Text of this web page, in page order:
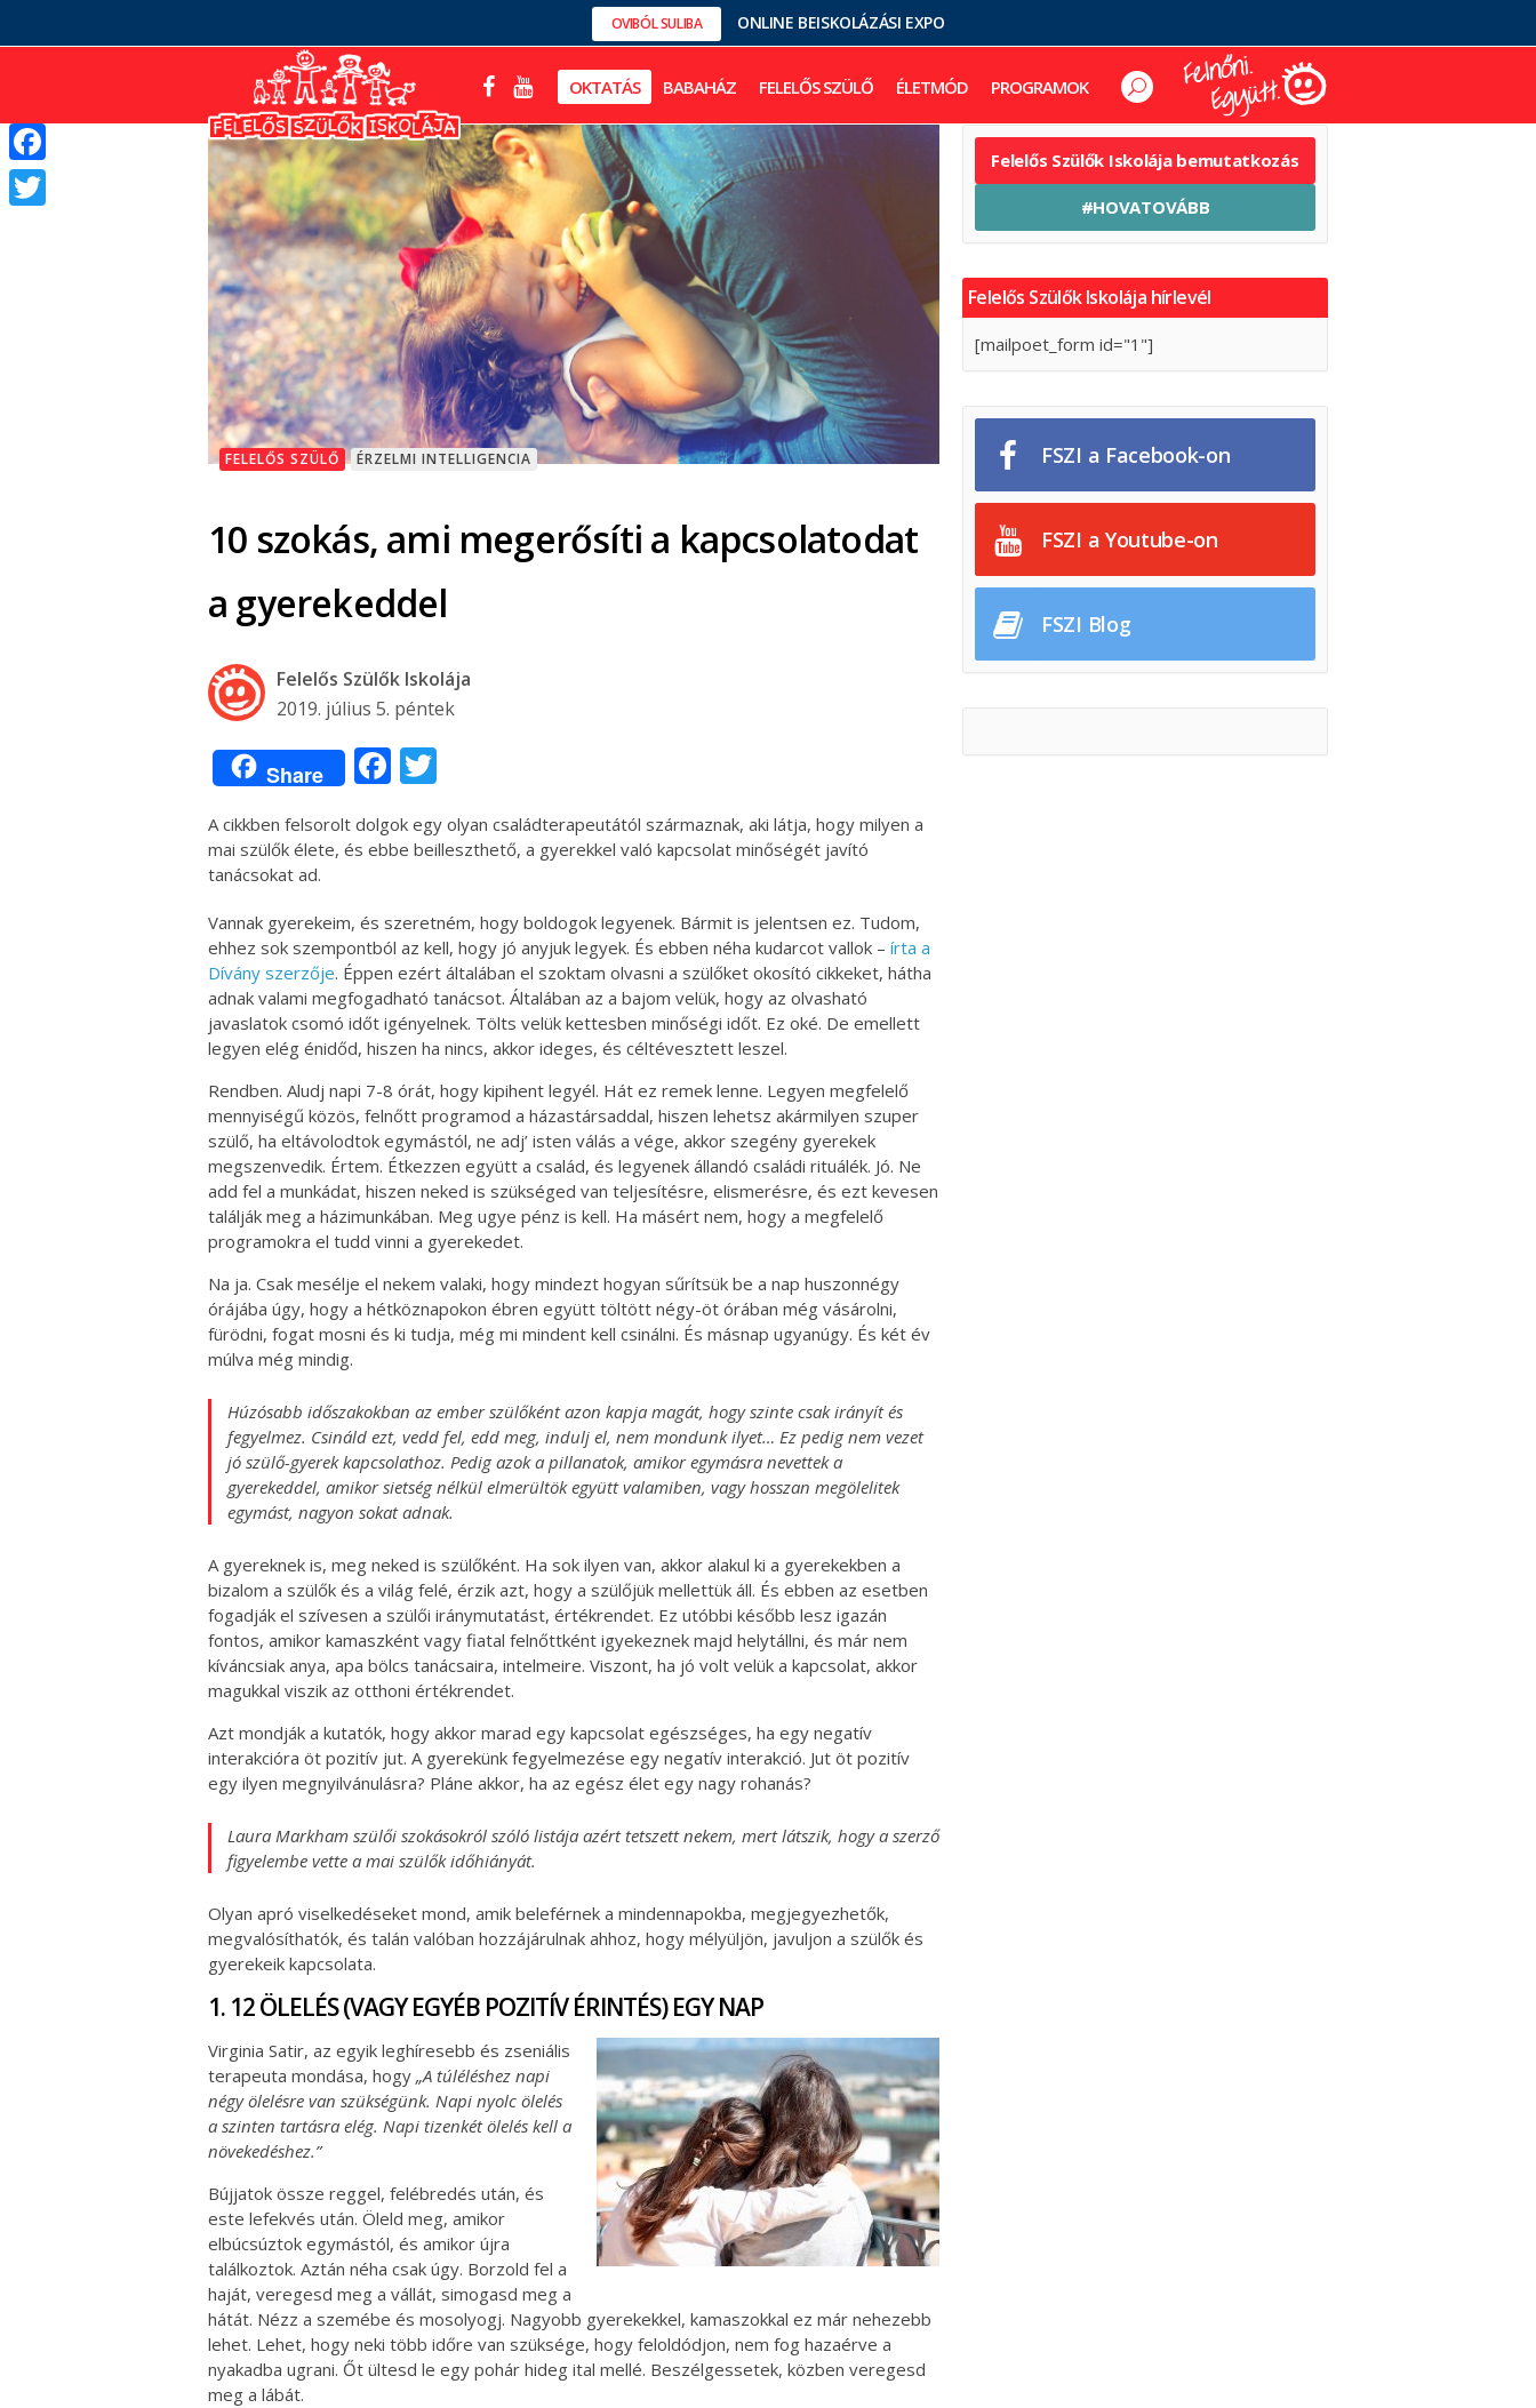
OVIBÓL SULIBA ONLINE BEISKOLÁZÁSI EXPO
OKTATÁS BABAHÁZ FELELŐS SZÜLŐ ÉLETMÓD PROGRAMOK
FELELŐS SZÜLŐ ÉRZELMI INTELLIGENCIA
10 szokás, ami megerősíti a kapcsolatodat
a gyerekeddel
Felelős Szülők Iskolája
2019. július 5. péntek
Share Facebook
A cikkben felsorolt dolgok egy olyan családterapeutától származnak, aki látja, hogy milyen a
mai szülők élete, és ebbe beilleszthető, a gyerekkel való kapcsolat minőségét javító
tanácsokat ad.
Vannak gyerekeim, és szeretném, hogy boldogok legyenek. Bármit is jelentsen ez. Tudom,
ehhez sok szempontból az kell, hogy jó anyjuk legyek. És ebben néha kudarcot vallok – írta a
Dívány szerzője. Éppen ezért általában el szoktam olvasni a szülőket okosító cikkeket, hátha
adnak valami megfogadható tanácsot. Általában az a bajom velük, hogy az olvasható
javaslatok csomó időt igényelnek. Tölts velük kettesben minőségi időt. Ez oké. De emellett
legyen elég énidőd, hiszen ha nincs, akkor ideges, és céltévesztett leszel.
Rendben. Aludj napi 7-8 órát, hogy kipihent legyél. Hát ez remek lenne. Legyen megfelelő
mennyiségű közös, felnőtt programod a házastársaddal, hiszen lehetsz akármilyen szuper
szülő, ha eltávolodtok egymástól, ne adj’ isten válás a vége, akkor szegény gyerekek
megszenvedik. Értem. Étkezzen együtt a család, és legyenek állandó családi rituálék. Jó. Ne
add fel a munkádat, hiszen neked is szükséged van teljesítésre, elismerésre, és ezt kevesen
találják meg a házimunkában. Meg ugye pénz is kell. Ha másért nem, hogy a megfelelő
programokra el tudd vinni a gyerekedet.
Na ja. Csak mesélje el nekem valaki, hogy mindezt hogyan sűrítsük be a nap huszonnégy
órájába úgy, hogy a hétköznapokon ébren együtt töltött négy-öt órában még vásárolni,
fürödni, fogat mosni és ki tudja, még mi mindent kell csinálni. És másnap ugyanúgy. És két év
múlva még mindig.
Húzósabb időszakokban az ember szülőként azon kapja magát, hogy szinte csak irányít és
fegyelmez. Csináld ezt, vedd fel, edd meg, indulj el, nem mondunk ilyet… Ez pedig nem vezet
jó szülő-gyerek kapcsolathoz. Pedig azok a pillanatok, amikor egymásra nevettek a
gyerekeddel, amikor sietség nélkül elmerültök együtt valamiben, vagy hosszan megölelitek
egymást, nagyon sokat adnak.
A gyereknek is, meg neked is szülőként. Ha sok ilyen van, akkor alakul ki a gyerekekben a
bizalom a szülők és a világ felé, érzik azt, hogy a szülőjük mellettük áll. És ebben az esetben
fogadják el szívesen a szülői iránymutatást, értékrendet. Ez utóbbi később lesz igazán
fontos, amikor kamaszként vagy fiatal felnőttként igyekeznek majd helytállni, és már nem
kíváncsiak anya, apa bölcs tanácsaira, intelmeire. Viszont, ha jó volt velük a kapcsolat, akkor
magukkal viszik az otthoni értékrendet.
Azt mondják a kutatók, hogy akkor marad egy kapcsolat egészséges, ha egy negatív
interakcióra öt pozitív jut. A gyerekünk fegyelmezése egy negatív interakció. Jut öt pozitív
egy ilyen megnyilvánulásra? Pláne akkor, ha az egész élet egy nagy rohanás?
Laura Markham szülői szokásokról szóló listája azért tetszett nekem, mert látszik, hogy a szerző
figyelembe vette a mai szülők időhiányát.
Olyan apró viselkedéseket mond, amik beleférnek a mindennapokba, megjegyezhetők,
megvalósíthatók, és talán valóban hozzájárulnak ahhoz, hogy mélyüljön, javuljon a szülők és
gyerekeik kapcsolata.
1. 12 ÖLELÉS (VAGY EGYÉB POZITÍV ÉRINTÉS) EGY NAP
Virginia Satir, az egyik leghíresebb és zseniális
terapeuta mondása, hogy „A túléléshez napi
négy ölelésre van szükségünk. Napi nyolc ölelés
a szinten tartásra elég. Napi tizenkét ölelés kell a
növekedéshez.”
Bújjatok össze reggel, felébredés után, és
este lefekvés után. Öleld meg, amikor
elbúcsúztok egymástól, és amikor újra
találkoztok. Aztán néha csak úgy. Borzold fel a
haját, veregesd meg a vállát, simogasd meg a
hátát. Nézz a szemébe és mosolyogj. Nagyobb gyerekekkel, kamaszokkal ez már nehezebb
lehet. Lehet, hogy neki több időre van szüksége, hogy feloldódjon, nem fog hazaérve a
nyakadba ugrani. Őt ültesd le egy pohár hideg ital mellé. Beszélgessetek, közben veregesd
meg a lábát.
Felelős Szülők Iskolája bemutatkozás
#HOVATOVÁBB
Felelős Szülők Iskolája hírlevél
[mailpoet_form id="1"]
FSZI a Facebook-on
FSZI a Youtube-on
FSZI Blog
Facebook